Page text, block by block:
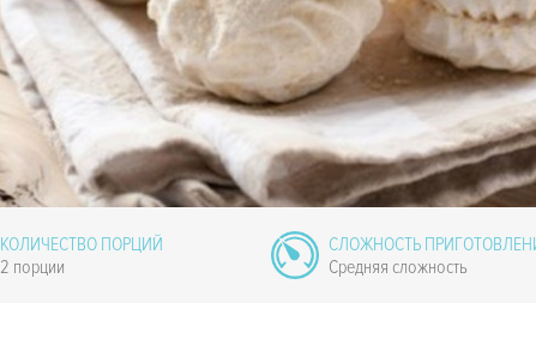
КОЛИЧЕСТВО ПОРЦИЙ
2 порции
СЛОЖНОСТЬ
Средняя сложность